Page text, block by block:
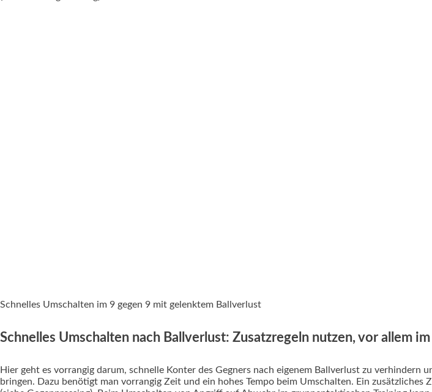
Schnelles Umschalten im 9 gegen 9 mit gelenktem Ballverlust
Schnelles Umschalten nach Ballverlust: Zusatzregeln nutzen, vor allem
Hier geht es vorrangig darum, schnelle Konter des Gegners nach eigenem Ballverlust zu
bringen. Dazu benötigt man vorrangig Zeit und ein hohes Tempo beim Umschalten. Ein